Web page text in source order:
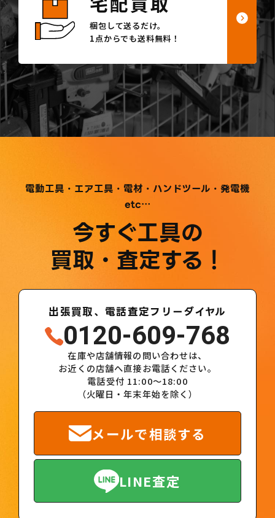
梱包して送るだけ。
1点からでも送料無料！
電動工具・エア工具・電材・ハンドツール・発電機
etc…
今すぐ工具の
買取・査定する！
出張買取、電話査定フリーダイヤル
0120-609-768
在庫や店舗情報の問い合わせは、
お近くの店舗へ直接お電話ください。
電話受付 11:00～18:00
（火曜日・年末年始を除く）
メールで相談する
LINE査定